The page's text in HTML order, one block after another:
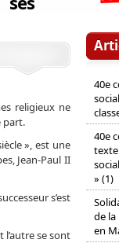
religieux ne
part.
», est une
Jean-Paul II
s’est
l’autre se sont
40e
40e
» (1)
de
en